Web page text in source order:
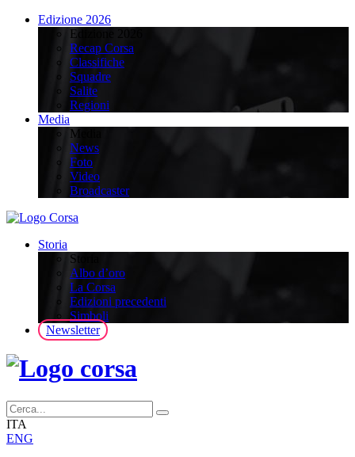
Edizione 2026
Edizione 2026
Recap Corsa
Classifiche
Squadre
Salite
Regioni
Media
Media
News
Foto
Video
Broadcaster
Storia
Storia
Albo d’oro
La Corsa
Edizioni precedenti
Simboli
Newsletter
ITA
ENG